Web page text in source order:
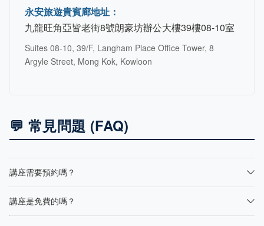
永安旅遊貴賓廊地址：
九龍旺角亞皆老街8號朗豪坊辦公大樓39樓08-10室
Suites 08-10, 39/F, Langham Place Office Tower, 8
Argyle Street, Mong Kok, Kowloon
💬 常見問題 (FAQ)
講座需要預約嗎？
講座是免費的嗎？